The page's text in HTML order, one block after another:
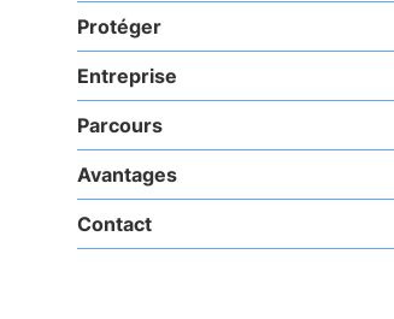
Protéger
Entreprise
Parcours
Avantages
Contact